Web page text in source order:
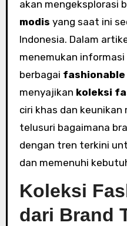
akan mengeksplorasi
modis yang saat ini
Indonesia. Dalam
menemukan
berbagai fashionable
menyajikan koleksi
ciri khas dan
telusuri bagaimana
dengan tren terkini
dan memenuhi
Koleksi
dari Brand